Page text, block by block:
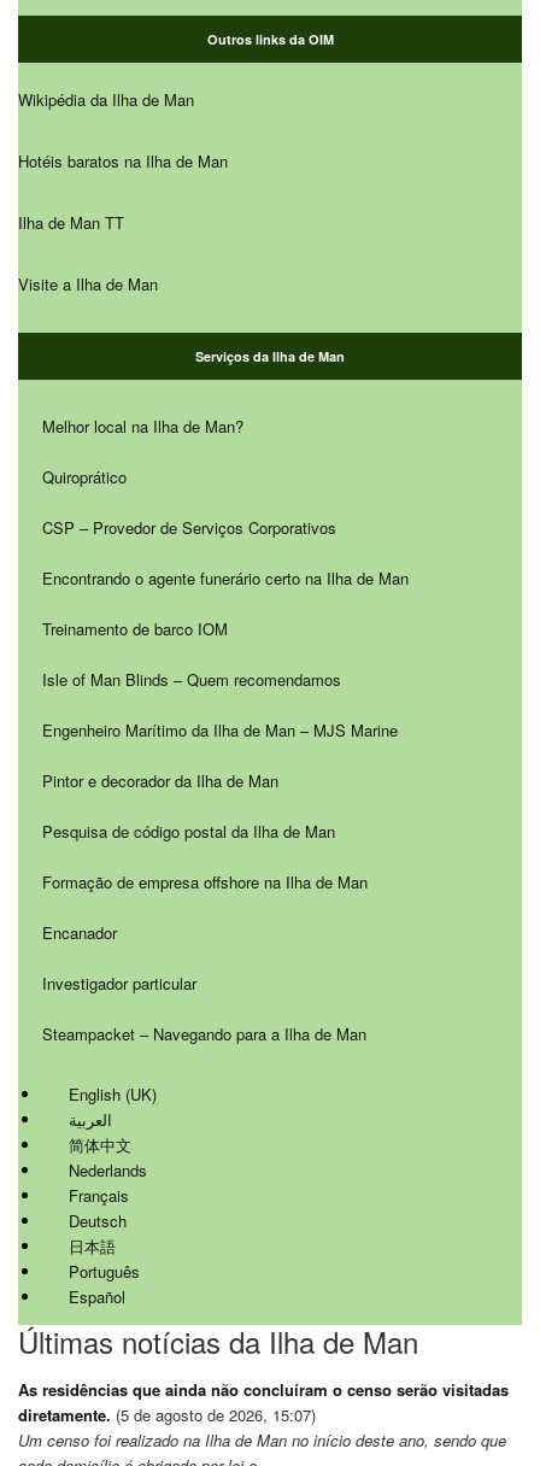
Outros links da OIM
Wikipédia da Ilha de Man
Hotéis baratos na Ilha de Man
Ilha de Man TT
Visite a Ilha de Man
Serviços da Ilha de Man
Melhor local na Ilha de Man?
Quiroprático
CSP – Provedor de Serviços Corporativos
Encontrando o agente funerário certo na Ilha de Man
Treinamento de barco IOM
Isle of Man Blinds – Quem recomendamos
Engenheiro Marítimo da Ilha de Man – MJS Marine
Pintor e decorador da Ilha de Man
Pesquisa de código postal da Ilha de Man
Formação de empresa offshore na Ilha de Man
Encanador
Investigador particular
Steampacket – Navegando para a Ilha de Man
English (UK)
العربية
简体中文
Nederlands
Français
Deutsch
日本語
Português
Español
Últimas notícias da Ilha de Man
As residências que ainda não concluíram o censo serão visitadas
diretamente. (5 de agosto de 2026, 15:07)
Um censo foi realizado na Ilha de Man no início deste ano, sendo que